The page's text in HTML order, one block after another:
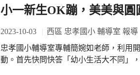
校、教室等，具有教育愛與熱忱。從自
憶故事，每一張照片（不論人物照、場
是生命、生活價值的展現。 斯里蘭卡、緬甸、尼泊爾、肯亞… 肯亞是今天老師分享
最多的，其中『舊鞋救命』的經歷，林
雙、三雙…問到八雙，還有人手舉著。
思，如何用自己微小的光，照亮身邊的
小一新生OK蹦，美美與圓
2023-10-03 西區 忠孝國小 輔導室 報導
忠孝國小輔導室專輔簡婉如老師，利用
動。首先快問快答「幼小生活大不同」